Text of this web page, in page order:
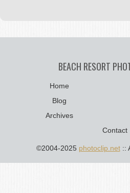
BEACH RESORT
Home
Blog
Archives
Contact
©2004-2025 photoclip.net::